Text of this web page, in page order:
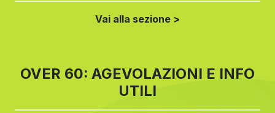
Vai alla sezione >
OVER 60: AGEVOLAZIONI E INFO
UTILI